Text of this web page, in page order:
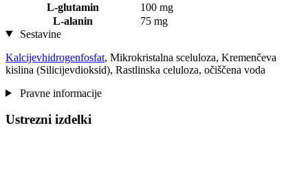
L-glutamin
100 mg
L-alanin
75 mg
Sestavine
Kalcijevhidrogenfosfat, Mikrokristalna sceluloza, Kremenčeva
kislina (Silicijevdioksid), Rastlinska celuloza, očiščena voda
Pravne informacije
Ustrezni izdelki